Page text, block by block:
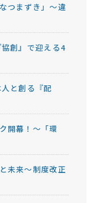
つまずき」～違
創』で迎える4
と創る『配
開幕！～「環
未来～制度改正